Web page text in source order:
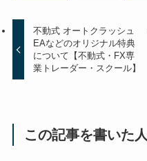
不動式 オートクラッシュ
EAなどのオリジナル特典
について【不動式・FX専
業トレーダー・スクール】
この記事を書いた人